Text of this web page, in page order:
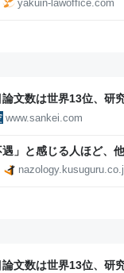
yakuin-lawoffice.com
論文数は世界13位、
性
www.sankei.com
遇」と感じる人ほど、
論文数は世界13位、